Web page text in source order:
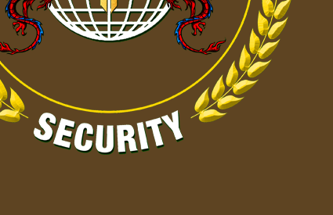
VỆ HIỆN NAY ĐANG TRỞ THÀNH MỘT NHU CẦU THIẾT YẾU CỦA MỌI
VỆ UY TÍN CHUYÊN NGHIỆP NĂM 2023